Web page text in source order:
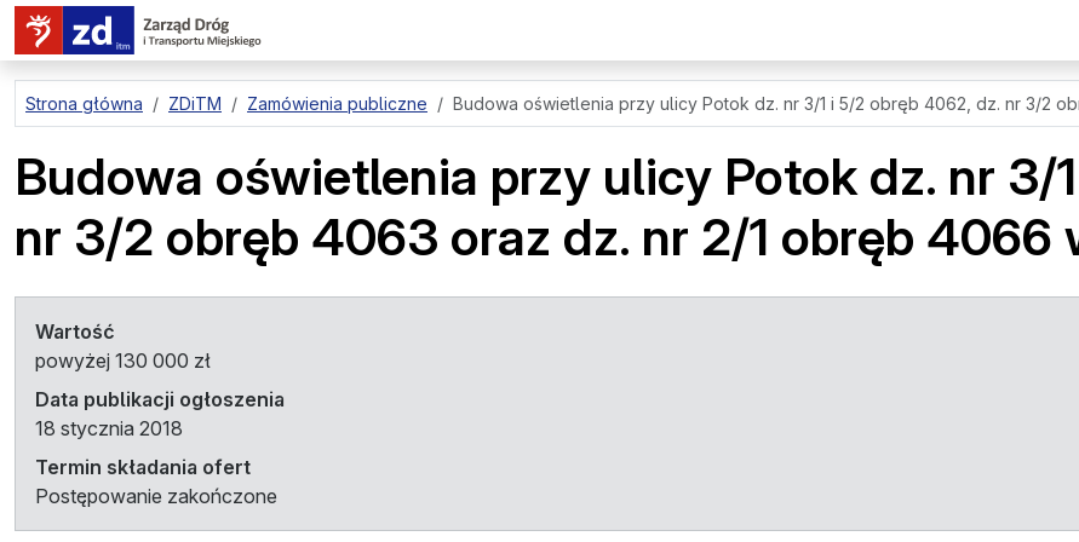
przejdź do treści strony
Strona główna ZDiTM Zamówienia publiczne Budowa oświetlenia przy ulicy Potok dz. nr 3/1 i 5/2 obręb 4062, dz. nr 3/2
Budowa oświetlenia przy ulicy Potok dz. nr 3/
nr 3/2 obręb 4063 oraz dz. nr 2/1 obręb 4066
Wartość
powyżej 130 000 zł
Data publikacji ogłoszenia
18 stycznia 2018
Termin składania ofert
Postępowanie zakończone